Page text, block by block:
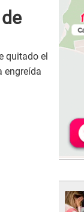
quitado el
engreída